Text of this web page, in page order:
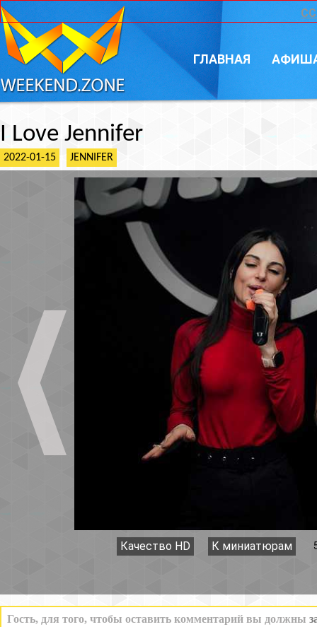
ГЛАВНАЯ
I Love Jennifer
2022-01-15 JENNIFER
Качество HD К миниатюрам